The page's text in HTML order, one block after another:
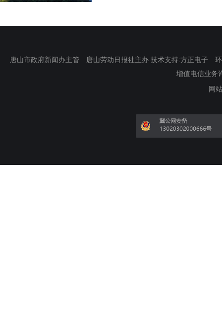
唐山市政府新闻办主管 唐山劳动日报社主办 技术支持:方正电子
增值电信业务
网